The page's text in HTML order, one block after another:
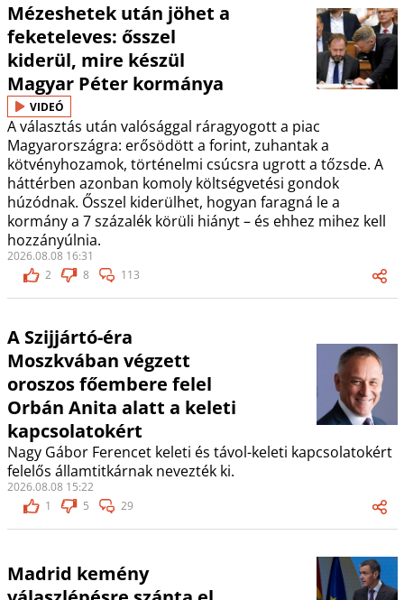
Mézeshetek után jöhet a
feketeleves: ősszel
kiderül, mire készül
Magyar Péter kormánya
VIDEÓ
A választás után valósággal ráragyogott a piac
Magyarországra: erősödött a forint, zuhantak a
kötvényhozamok, történelmi csúcsra ugrott a tőzsde. A
háttérben azonban komoly költségvetési gondok
húzódnak. Ősszel kiderülhet, hogyan faragná le a
kormány a 7 százalék körüli hiányt – és ehhez mihez kell
hozzányúlnia.
2026.08.08 16:31
2
8 113
A Szijjártó-éra
Moszkvában végzett
oroszos főembere felel
Orbán Anita alatt a keleti
kapcsolatokért
Nagy Gábor Ferencet keleti és távol-keleti kapcsolatokért
felelős államtitkárnak nevezték ki.
2026.08.08 15:22
1
5 29
Madrid kemény